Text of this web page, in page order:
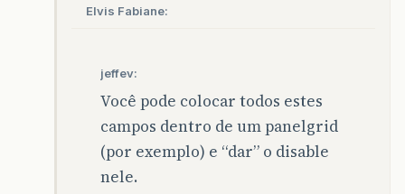
Elvis Fabiane:
jeffev:
Você pode colocar todos estes
campos dentro de um panelgrid
(por exemplo) e “dar” o disable
nele.